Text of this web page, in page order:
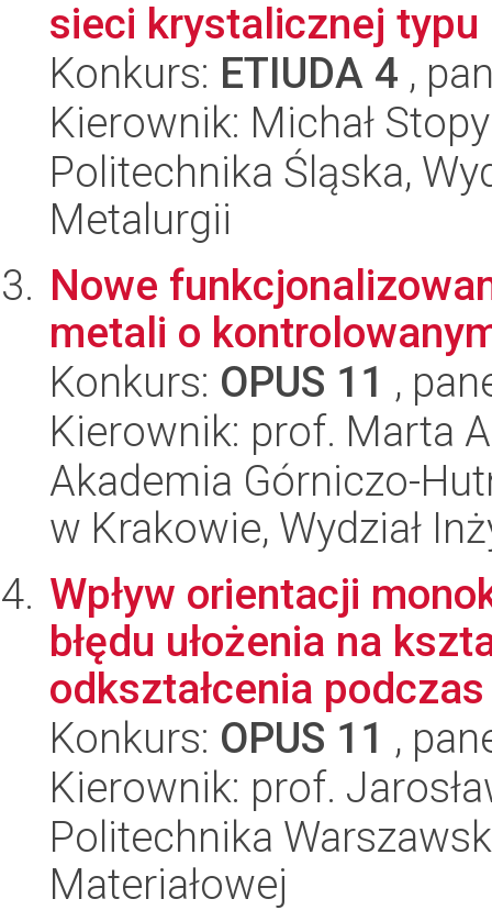
sieci krystalicznej typu
Konkurs: ETIUDA 4 ,
Kierownik: Michał
Politechnika Śląska,
Metalurgii
Nowe
metali o
Konkurs: OPUS 11 ,
Kierownik: prof. Marta
Akademia Górniczo-
w Krakowie, Wydział
Wpływ orientacji
błędu ułożenia na
odkształcenia
Konkurs: OPUS 11 ,
Kierownik: prof.
Politechnika
Materiałowej